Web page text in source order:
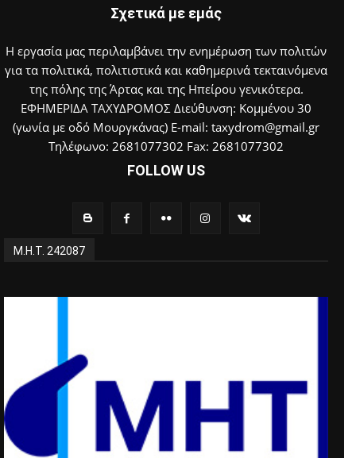
Σχετικά με εμάς
Η εργασία μας περιλαμβάνει την ενημέρωση των πολιτών
για τα πολιτικά, πολιτιστικά και καθημερινά τεκταινόμενα
της πόλης της Άρτας και της Ηπείρου γενικότερα.
ΕΦΗΜΕΡΙΔΑ ΤΑΧΥΔΡΟΜΟΣ Διεύθυνση: Κομμένου 30
(γωνία με οδό Μουργκάνας) E-mail: taxydrom@gmail.gr
Τηλέφωνο: 2681077302 Fax: 2681077302
FOLLOW US
Μ.Η.Τ. 242087